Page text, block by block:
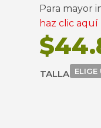
Para mayor
haz clic aquí
$
TALLA